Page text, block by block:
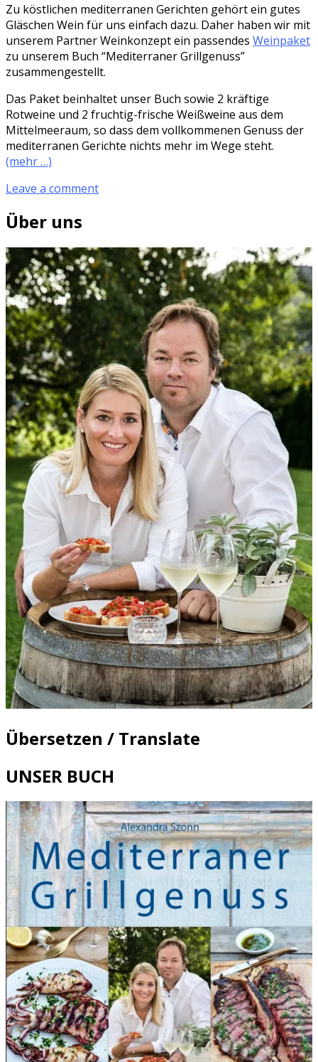
Zu köstlichen mediterranen Gerichten gehört ein gutes
Gläschen Wein für uns einfach dazu. Daher haben wir mit
unserem Partner Weinkonzept ein passendes Weinpaket
zu unserem Buch “Mediterraner Grillgenuss”
zusammengestellt.
Das Paket beinhaltet unser Buch sowie 2 kräftige
Rotweine und 2 fruchtig-frische Weißweine aus dem
Mittelmeeraum, so dass dem vollkommenen Genuss der
mediterranen Gerichte nichts mehr im Wege steht.
(mehr …)
Leave a comment
Über uns
Übersetzen / Translate
UNSER BUCH